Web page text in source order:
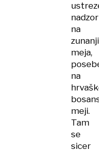
nadzor
na
meja,
na
meji.
Tam
se
sicer